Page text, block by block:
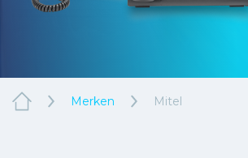
Merken Mitel